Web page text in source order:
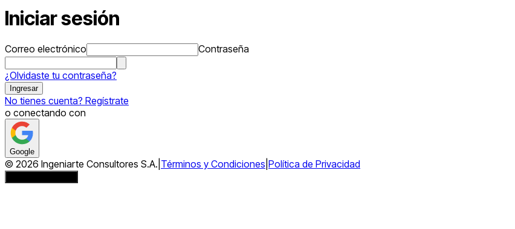
Iniciar sesión
Correo electrónico Contraseña
¿Olvidaste tu contraseña?
Ingresar
No tienes cuenta? Regístrate
o conectando con
Google
© 2026 Ingeniarte Consultores S.A. Términos y Condiciones Política de Privacidad